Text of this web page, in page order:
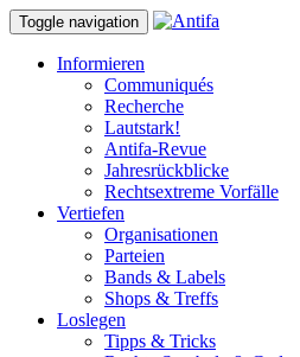
Toggle navigation
Informieren
Communiqués
Recherche
Lautstark!
Antifa-Revue
Jahresrückblicke
Rechtsextreme Vorfälle
Vertiefen
Organisationen
Parteien
Bands & Labels
Shops & Treffs
Loslegen
Tipps & Tricks